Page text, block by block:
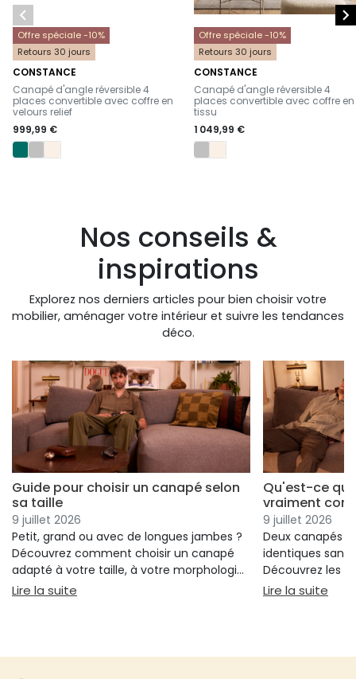
Offre spéciale -10%
Retours 30 jours
CONSTANCE
-
Canapé d'angle réversible 4
places convertible avec coffre en
velours relief
999,99 €
Offre spéciale -10%
Retours 30 jours
CONSTANCE
-
Canapé d'angle réversible 4
places convertible avec coffre en
tissu
1 049,99 €
 
Nos conseils &
inspirations
Explorez nos derniers articles pour bien choisir votre
mobilier, aménager votre intérieur et suivre les tendances
déco.
Guide pour choisir un canapé selon
sa taille
9 juillet 2026
Petit, grand ou avec de longues jambes ?
Découvrez comment choisir un canapé
adapté à votre taille, à votre morphologie
et à votre confort.
Lire la suite : Guide pour choisir un canapé selon sa taille
Qu'est-ce qui
vraiment
9 juillet 2026
Deux canapés
identiques
Découvrez les
réellement
Lire la suite